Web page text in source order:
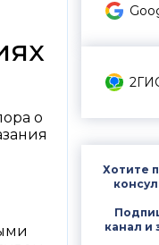
Хотите
канал и
о